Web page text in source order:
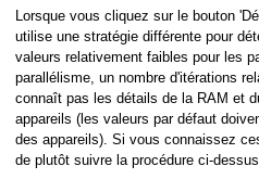
Lorsque vous cliquez sur le bouton
utilise une stratégie différente pour
valeurs relativement faibles pour les
parallélisme, un nombre d'itérations
connaît pas les détails de la RAM et
appareils (les valeurs par défaut
des appareils). Si vous connaissez
de plutôt suivre la procédure ci-